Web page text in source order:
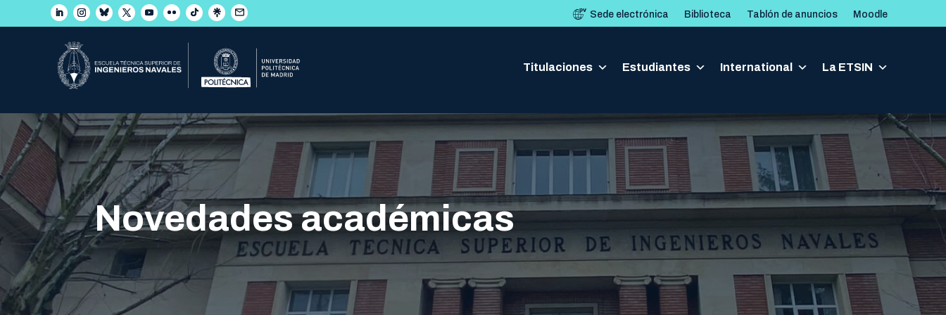
Sede electrónica Biblioteca Tablón de anuncios Moodle
Titulaciones Estudiantes International La ETSIN
Titulaciones Estudiantes International La ETSIN
Novedades académicas